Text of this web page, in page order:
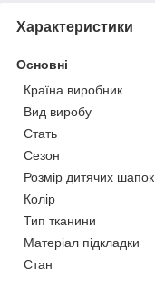
Характеристики
Основні
Країна виробник
Вид виробу
Стать
Сезон
Розмір дитячих шапок
Колір
Тип тканини
Матеріал підкладки
Стан